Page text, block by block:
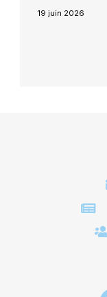
19 juin 2026